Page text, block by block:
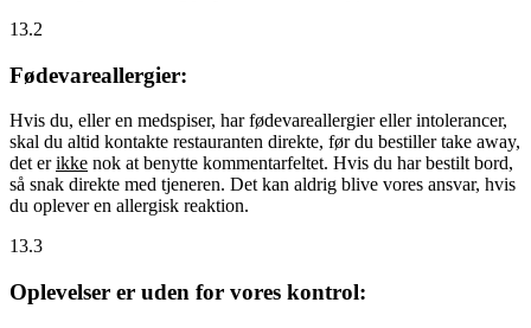
13.2
Fødevareallergier:
Hvis du, eller en medspiser, har fødevareallergier eller intolerancer,
skal du altid kontakte restauranten direkte, før du bestiller take away,
det erikke nok at benytte kommentarfeltet. Hvis du har bestilt bord,
så snak direkte med tjeneren. Det kan aldrig blive vores ansvar, hvis
du oplever en allergisk reaktion.
13.3
Oplevelser er uden for vores kontrol: